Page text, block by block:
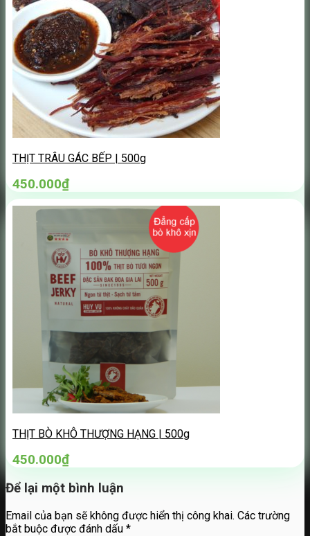
THỊT TRÂU GÁC BẾP | 500g
450.000₫
THỊT BÒ KHÔ THƯỢNG HẠNG | 500g
450.000₫
Để lại một bình luận
Email của bạn sẽ không được hiển thị công khai. Các trường
bắt buộc được đánh dấu *